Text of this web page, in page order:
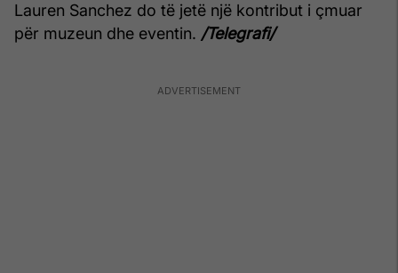
Lauren Sanchez do të jetë një kontribut i çmuar
për muzeun dhe eventin. /Telegrafi/